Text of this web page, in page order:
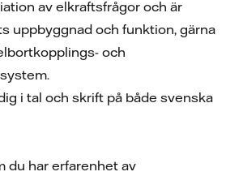
av elkraftsfrågor och är
uppbyggnad och funktion, gärna
och
i tal och skrift på både svenska
du har erfarenhet av